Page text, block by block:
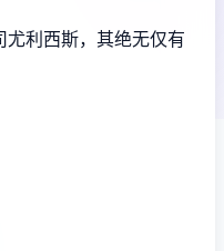
尤利西斯，其绝无仅有